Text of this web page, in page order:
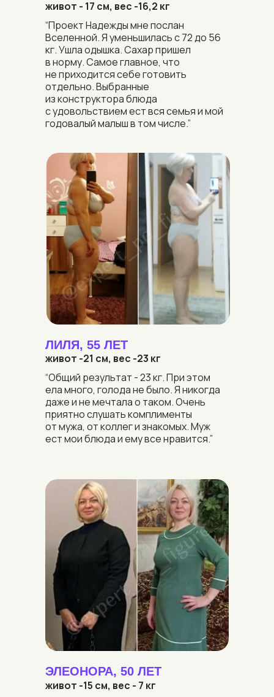
ЛИЛЯ, 55 ЛЕТ
ЭЛЕОНОРА, 50 ЛЕТ
живот - 17 см, вес -16,2 кг
живот -21 см, вес -23 кг
живот -15 см, вес - 7 кг
“Проект Надежды мне послан
Вселенной. Я уменьшилась с 72 до 56
кг. Ушла одышка. Сахар пришел
в норму. Самое главное, что
не приходится себе готовить
отдельно. Выбранные
из конструктора блюда
с удовольствием ест вся семья и мой
годовалый малыш в том числе.”
“Общий результат - 23 кг. При этом
ела много, голода не было. Я никогда
даже и не мечтала о таком. Очень
приятно слушать комплименты
от мужа, от коллег и знакомых. Муж
ест мои блюда и ему все нравится.”